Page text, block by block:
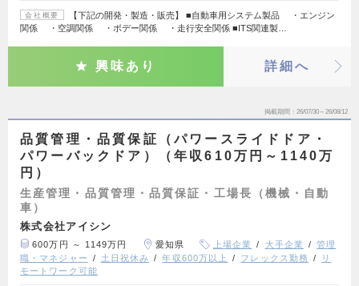
会社概要
【下記の開発・製造・販売】 ■自動車用システム製品 ・エンジン
関係 ・空調関係 ・ボデー関係 ・走行安全関係 ■ITS関連製…
興味あり 詳細へ
掲載期間 26/07/30～26/08/12
品質管理・品質保証（パワースライドドア・
パワーバックドア）（年収610万円～1140万
円）
生産管理・品質管理・品質保証・工場長（機械・自動
車）
株式会社アイシン
600万円 ～ 1149万円 愛知県 上場企業 大手企業
管理
職・マネジャー
土日祝休み 年収600万以上 フレックス勤務
リ
モートワーク可能